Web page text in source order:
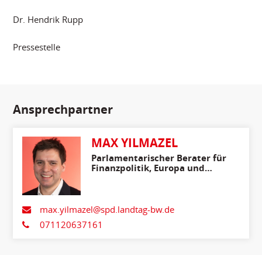
Dr. Hendrik Rupp
Pressestelle
Ansprechpartner
MAX YILMAZEL
Parlamentarischer Berater für
Finanzpolitik, Europa und
max.yilmazel@spd.landtag-bw.de
071120637161